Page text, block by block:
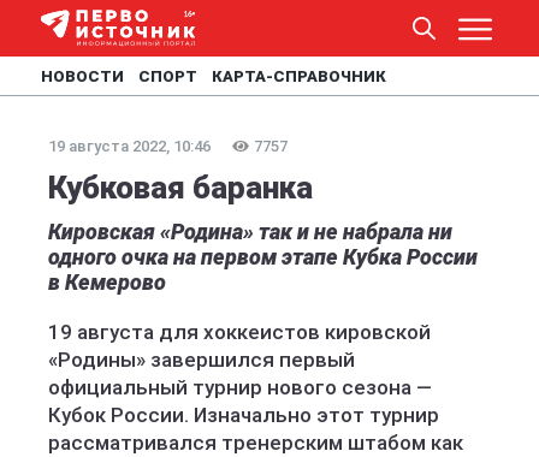
НОВОСТИ СПОРТ КАРТА-СПРАВОЧНИК
19 августа 2022, 10:46 7757
Кубковая баранка
Кировская «Родина» так и не набрала ни
одного очка на первом этапе Кубка России
в Кемерово
19 августа для хоккеистов кировской
«Родины» завершился первый
официальный турнир нового сезона —
Кубок России. Изначально этот турнир
рассматривался тренерским штабом как